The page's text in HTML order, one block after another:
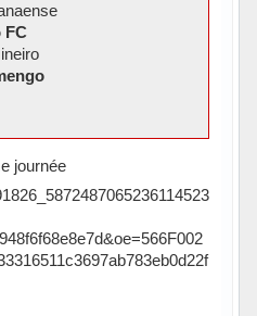
FC
journée